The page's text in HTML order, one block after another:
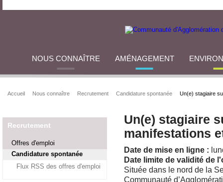
NOUS CONNAÎTRE AMÉNAGEMENT
Accueil Nous connaître Recrutement Candidature spontanée Un(e) stagiaire
Recrutement
Offres d'emploi
Candidature spontanée
Flux RSS des offres d'emploi
Un(e) stagiaire
manifestations
Date de mise en ligne :
Date limite de validité de
Située dans le nord de la
Communauté